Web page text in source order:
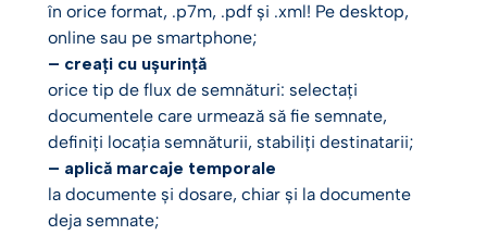
în orice format, .p7m, .pdf și .xml! Pe desktop,
online sau pe smartphone;
– creați cu ușurință
orice tip de flux de semnături: selectați
documentele care urmează să fie semnate,
definiți locația semnăturii, stabiliți destinatarii;
– aplică marcaje temporale
la documente și dosare, chiar și la documente
deja semnate;